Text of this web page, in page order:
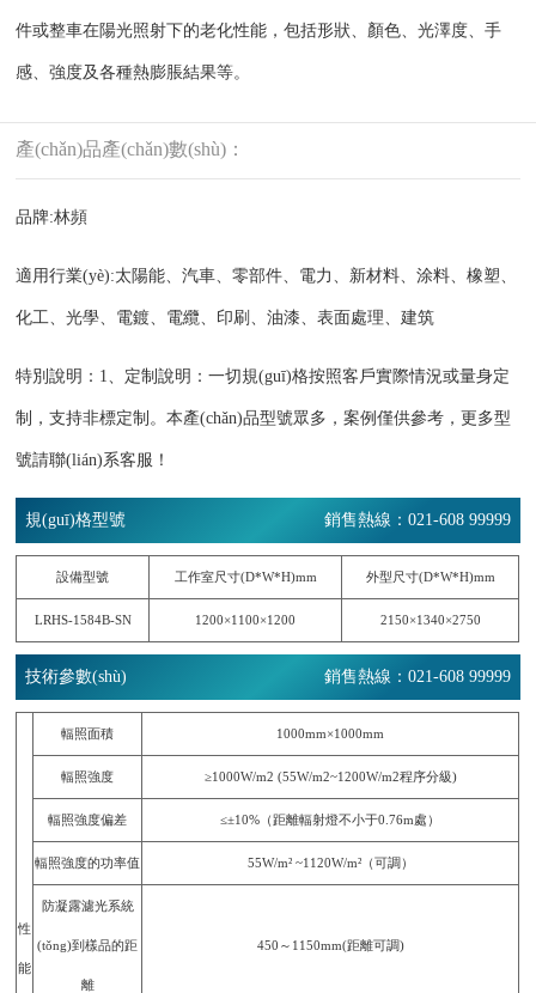
件或整車在陽光照射下的老化性能，包括形狀、顏色、光澤度、手
感、強度及各種熱膨脹結果等。
產(chǎn)品產(chǎn)數(shù)：
品牌:林頻
適用行業(yè):太陽能、汽車、零部件、電力、新材料、涂料、橡塑、
化工、光學、電鍍、電纜、印刷、油漆、表面處理、建筑
特別說明：1、定制說明：一切規(guī)格按照客戶實際情況或量身定
制，支持非標定制。本產(chǎn)品型號眾多，案例僅供參考，更多型
號請聯(lián)系客服！
規(guī)格型號 銷售熱線：021-608 99999
設備型號 工作室尺寸(D*W*H)mm 外型尺寸(D*W*H)mm
LRHS-1584B-SN 1200×1100×1200 2150×1340×2750
技術參數(shù) 銷售熱線：021-608 99999
性
能
輻照面積 1000mm×1000mm
輻照強度 ≥1000W/m2 (55W/m2~1200W/m2程序分級)
輻照強度偏差 ≤±10%（距離輻射燈不小于0.76m處）
輻照強度的功率值 55W/m² ~1120W/m²（可調）
防凝露濾光系統
(tǒng)到樣品的距
離
450～1150mm(距離可調)